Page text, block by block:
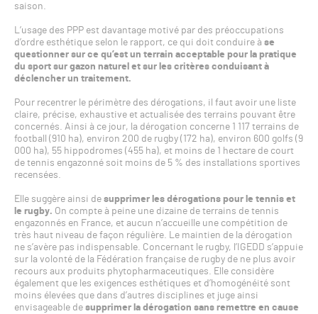
saison.
L’usage des PPP est davantage motivé par des préoccupations
d’ordre esthétique selon le rapport, ce qui doit conduire à se
questionner sur ce qu’est un terrain acceptable pour la pratique
du sport sur gazon naturel et sur les critères conduisant à
déclencher un traitement.
Pour recentrer le périmètre des dérogations, il faut avoir une liste
claire, précise, exhaustive et actualisée des terrains pouvant être
concernés. Ainsi à ce jour, la dérogation concerne 1 117 terrains de
football (910 ha), environ 200 de rugby (172 ha), environ 600 golfs (9
000 ha), 55 hippodromes (455 ha), et moins de 1 hectare de court
de tennis engazonné soit moins de 5 % des installations sportives
recensées.
Elle suggère ainsi de supprimer les dérogations pour le tennis et
le rugby. On compte à peine une dizaine de terrains de tennis
engazonnés en France, et aucun n’accueille une compétition de
très haut niveau de façon régulière. Le maintien de la dérogation
ne s’avère pas indispensable. Concernant le rugby, l’IGEDD s’appuie
sur la volonté de la Fédération française de rugby de ne plus avoir
recours aux produits phytopharmaceutiques. Elle considère
également que les exigences esthétiques et d’homogénéité sont
moins élevées que dans d’autres disciplines et juge ainsi
envisageable desupprimer la dérogation sans remettre en cause